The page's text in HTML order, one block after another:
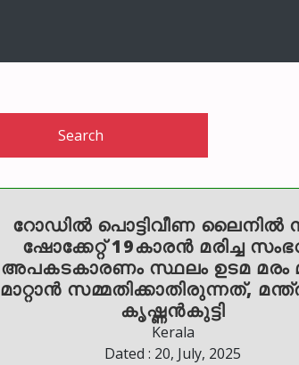
Search
റോഡില്‍ പൊട്ടിവീണ ലൈനില്‍
ഷോക്കേറ്റ് 19കാരന്‍ മരിച്ച
അപകടകാരണം സ്ഥലം ഉടമ മരം
മാറ്റാൻ സമ്മതിക്കാതിരുന്നത്,
കൃഷ്ണൻകുട്ടി
Kerala
Dated : 20, July, 2025